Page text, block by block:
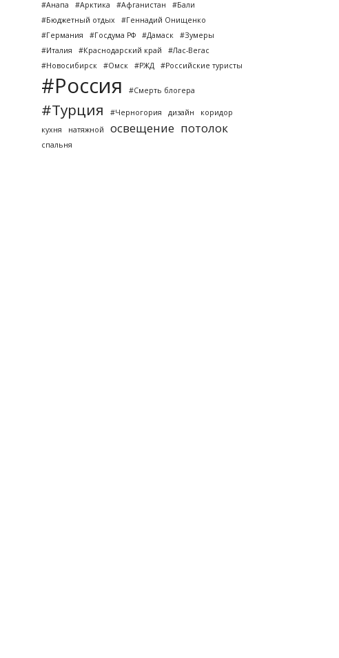
#Анапа #Арктика #Афганистан
#Бали
#Бюджетный отдых
#Геннадий Онищенко
#Германия
#Госдума РФ #Дамаск
#Зумеры
#Италия
#Краснодарский край
#Лас-Вегас
#Новосибирск
#Омск #РЖД #Российские туристы
#Россия #Смерть блогера
#Турция #Черногория дизайн
коридор
кухня
натяжной освещение потолок
спальня